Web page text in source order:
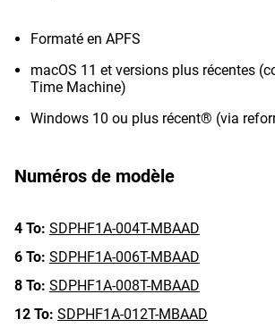
Formaté en APFS
macOS 11 et versions plus récentes
Time Machine)
Windows 10 ou plus récent® (via
Numéros de modèle
4 To: SDPHF1A-004T-MBAAD
6 To: SDPHF1A-006T-MBAAD
8 To: SDPHF1A-008T-MBAAD
12 To: SDPHF1A-012T-MBAAD